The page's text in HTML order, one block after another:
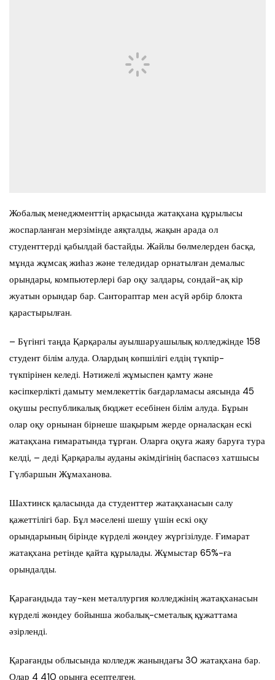
Жобалық менеджменттің арқасында жатақхана құрылысы
жоспарланған мерзімінде аяқталды, жақын арада ол
студенттерді қабылдай бастайды. Жайлы бөлмелерден басқа,
мұнда жұмсақ жиһаз және теледидар орнатылған демалыс
орындары, компьютерлері бар оқу залдары, сондай-ақ кір
жуатын орындар бар. Сантораптар мен асүй әрбір блокта
қарастырылған.
– Бүгінгі таңда Қарқаралы ауылшаруашылық колледжінде 158
студент білім алуда. Олардың көпшілігі елдің түкпір-
түкпірінен келеді. Нәтижелі жұмыспен қамту және
кәсіпкерлікті дамыту мемлекеттік бағдарламасы аясында 45
оқушы республикалық бюджет есебінен білім алуда. Бұрын
олар оқу орнынан бірнеше шақырым жерде орналасқан ескі
жатақхана ғимаратында тұрған. Оларға оқуға жаяу баруға тура
келді, – деді Қарқаралы ауданы әкімдігінің баспасөз хатшысы
Гүлбаршын Жұмаханова.
Шахтинск қаласында да студенттер жатақханасын салу
қажеттілігі бар. Бұл мәселені шешу үшін ескі оқу
орындарының бірінде күрделі жөндеу жүргізілуде. Ғимарат
жатақхана ретінде қайта құрылады. Жұмыстар 65%-ға
орындалды.
Қарағандыда тау-кен металлургия колледжінің жатақханасын
күрделі жөндеу бойынша жобалық-сметалық құжаттама
әзірленді.
Қарағанды облысында колледж жанындағы 30 жатақхана бар.
Олар 4 410 орынға есептелген.